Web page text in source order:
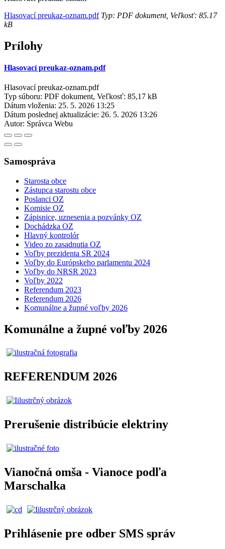
Hlasovací preukaz-oznam.pdfTyp: PDF dokument, Veľkosť: 85.17
kB
Prílohy
Hlasovací preukaz-oznam.pdf
Hlasovací preukaz-oznam.pdf
Typ súboru: PDF dokument, Veľkosť: 85,17 kB
Dátum vloženia: 25. 5. 2026 13:25
Dátum poslednej aktualizácie: 26. 5. 2026 13:26
Autor: Správca Webu
Samospráva
Starosta obce
Zástupca starostu obce
Poslanci OZ
Komisie OZ
Zápisnice, uznesenia a pozvánky OZ
Dochádzka OZ
Hlavný kontrolór
Video zo zasadnutia OZ
Voľby prezidenta SR 2024
Voľby do Európskeho parlamentu 2024
Voľby do NRSR 2023
Voľby 2022
Referendum 2023
Referendum 2026
Komunálne a župné voľby 2026
Komunálne a župné voľby 2026
REFERENDUM 2026
Prerušenie distribúcie elektriny
Vianočná omša - Vianoce podľa
Marschalka
Prihlásenie pre odber SMS správ